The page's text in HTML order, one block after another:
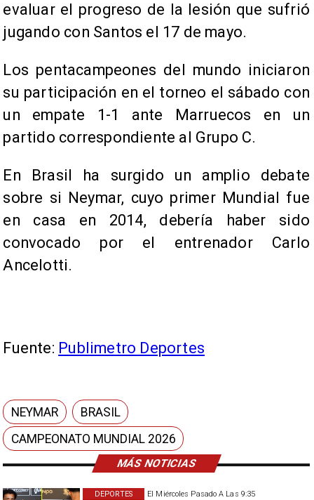
MÁS NOTICIAS
El Miércoles Pasado A Las 9:35
DEPORTES
evaluar el progreso de la lesión que sufrió
jugando con Santos el 17 de mayo.
Los pentacampeones del mundo iniciaron
su participación en el torneo el sábado con
un empate 1-1 ante Marruecos en un
partido correspondiente al Grupo C.
En Brasil ha surgido un amplio debate
sobre si Neymar, cuyo primer Mundial fue
en casa en 2014, debería haber sido
convocado por el entrenador Carlo
Ancelotti.
Fuente: Publimetro Deportes
NEYMAR
BRASIL
CAMPEONATO MUNDIAL 2026